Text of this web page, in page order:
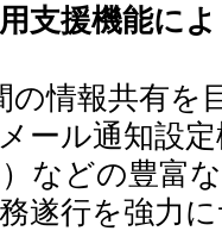
支援機能に
の情報共有を
ール通知設
などの豊富
遂行を強力